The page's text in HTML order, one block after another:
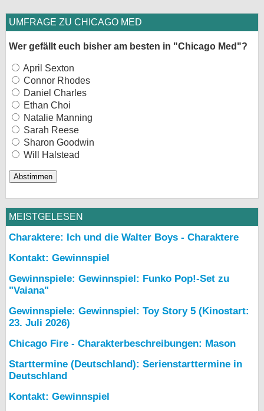
UMFRAGE ZU CHICAGO MED
Wer gefällt euch bisher am besten in "Chicago Med"?
April Sexton
Connor Rhodes
Daniel Charles
Ethan Choi
Natalie Manning
Sarah Reese
Sharon Goodwin
Will Halstead
MEISTGELESEN
Charaktere: Ich und die Walter Boys - Charaktere
Kontakt: Gewinnspiel
Gewinnspiele: Gewinnspiel: Funko Pop!-Set zu
"Vaiana"
Gewinnspiele: Gewinnspiel: Toy Story 5 (Kinostart:
23. Juli 2026)
Chicago Fire - Charakterbeschreibungen: Mason
Starttermine (Deutschland): Serienstarttermine in
Deutschland
Kontakt: Gewinnspiel